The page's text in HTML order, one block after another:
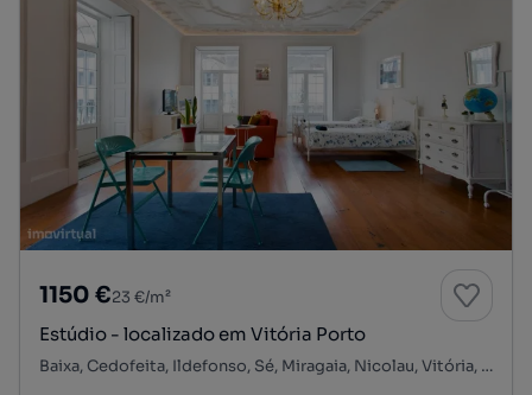
1150 €23 €/m²
Estúdio - localizado em Vitória Porto
Baixa, Cedofeita, Ildefonso, Sé, Miragaia, Nicolau, Vitória, Porto, Porto